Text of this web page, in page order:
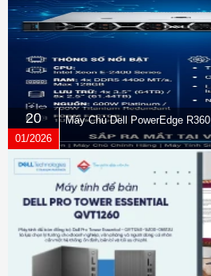
20
01/2026
Máy Chủ Dell PowerEdge R360